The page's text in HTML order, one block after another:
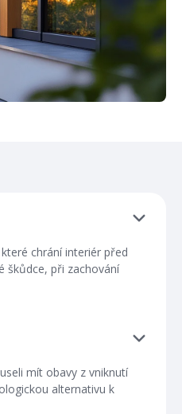
chrání interiér před
škůdce, při zachování
mít obavy z vniknutí
alternativu k